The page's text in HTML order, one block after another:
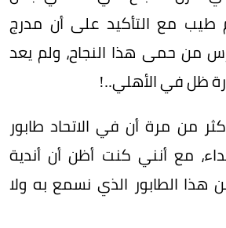
طيب مع التأكيد على أن مدرج
من حمى هذا النجاح، ولم يعد
ظل في الأهلي..!
من مرة أن في الاتحاد طابور
مع أنني كنت أظن أن أندية
هذا الطابور الذي نسمع به ولا